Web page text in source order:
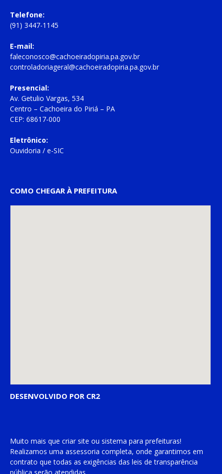
Telefone:
(91) 3447-1145
E-mail:
faleconosco@cachoeiradopiria.pa.gov.br
controladoriageral@cachoeiradopiria.pa.gov.br
Presencial:
Av. Getulio Vargas, 534
Centro – Cachoeira do Piriá – PA
CEP: 68617-000
Eletrônico:
Ouvidoria / e-SIC
COMO CHEGAR À PREFEITURA
DESENVOLVIDO POR CR2
Muito mais que criar site ou sistema para prefeituras!
Realizamos uma assessoria completa, onde garantimos em
contrato que todas as exigências das leis de transparência